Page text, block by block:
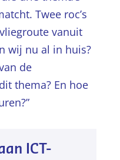
Twee roc’s
vanuit
wij nu al in huis?
de
thema? En hoe
ICT-